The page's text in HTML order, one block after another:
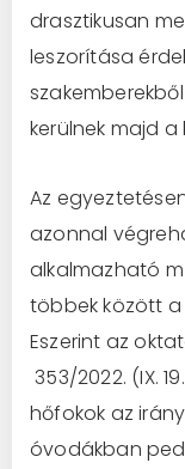
drasztikusan
leszorítása
kerülnek majd
Az
azonnal
alkalmazható
többek között a
Eszerint az
353/2022. (IX.
hőfokok az
óvodákban